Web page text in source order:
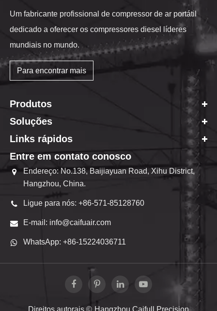
Um fabricante profissional de compressor de ar portátil
dedicado a oferecer os compressores diesel líderes
mundiais no mundo.
Para encontrar mais
Produtos
Soluções
Links rápidos
Entre em contato conosco
Endereço: No.138, Baijiayuan Road, Xihu District,
Hangzhou, China.
Ligue para nós: +86-571-85128760
E-mail: info@caifuair.com
WhatsApp: +86-15224036711
Direitos autorais © Hangzhou Caifull Precision